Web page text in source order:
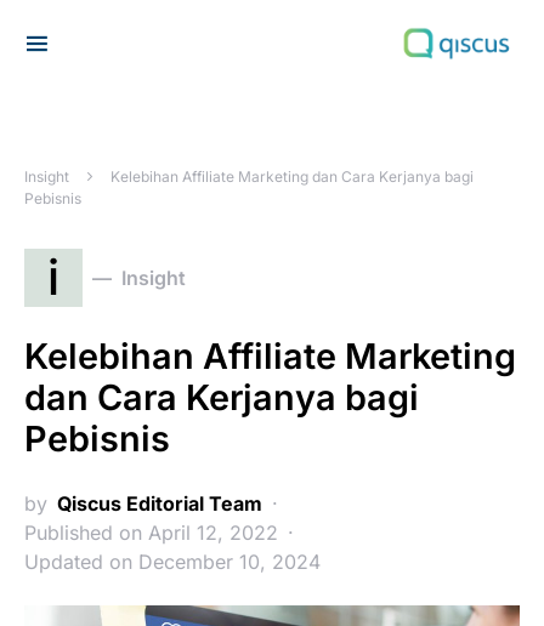
Insight
Kelebihan Affiliate Marketing dan Cara Kerjanya bagi
Pebisnis
i Insight
Kelebihan Affiliate Marketing
dan Cara Kerjanya bagi
Pebisnis
by Qiscus Editorial Team
Published on April 12, 2022
Updated on December 10, 2024